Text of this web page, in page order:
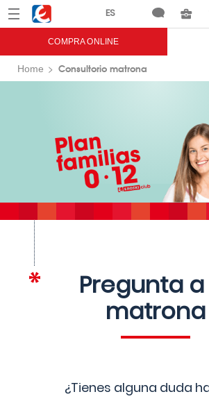
Menú Eroski
COMPRA ONLINE
Home Consultorio matrona
Pregunta
matrona
¿Tienes alguna duda